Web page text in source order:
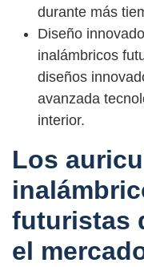
durante más
Diseño
inalámbricos
diseños
avanzada
interior.
Los
futuristas
el